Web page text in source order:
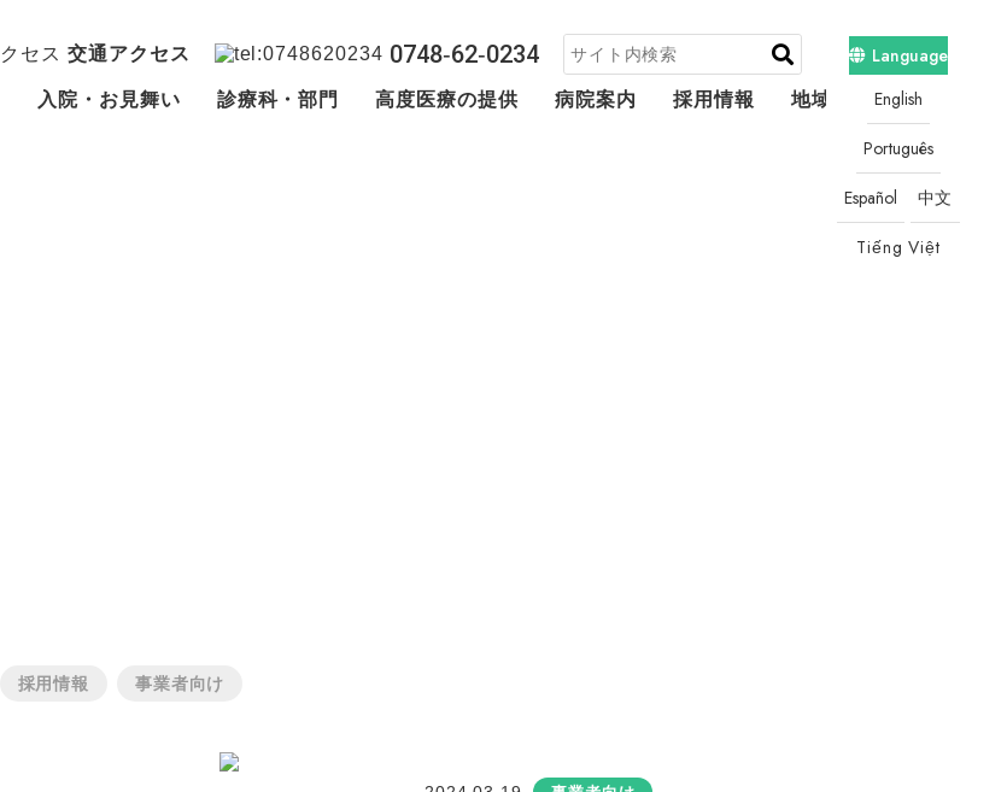
交通アクセス 0748‐62‐0234
Language
English
Português
Español 中文
Tiếng Việt
入院・お見舞い 診療科・部門 高度医療の提供 病院案内 採用情報 地域連携・相談
採用情報 事業者向け